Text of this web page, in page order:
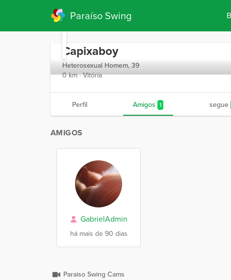
Paraíso Swing
Capixaboy
Heterosexual Homem, 39
0 km · Vitória
Perfil Amigos 1 segue
AMIGOS
GabrielAdmin
há mais de 90 dias
Paraiso Swing Cams